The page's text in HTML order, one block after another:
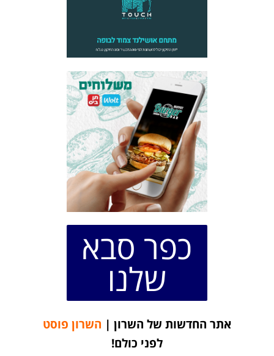
כפר סבא
שלנו
אתר החדשות של השרון | השרון פוסט
לפני כולם!